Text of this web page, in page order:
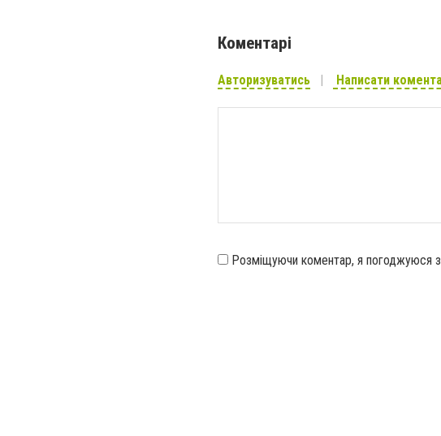
Коментарі
Авторизуватись Написати
Розміщуючи коментар, я погоджуюся з